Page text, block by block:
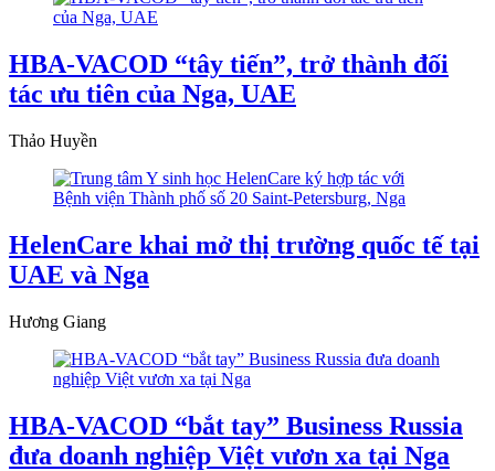
HBA-VACOD “tây tiến”, trở thành đối
tác ưu tiên của Nga, UAE
Thảo Huyền
HelenCare khai mở thị trường quốc tế tại
UAE và Nga
Hương Giang
HBA-VACOD “bắt tay” Business Russia
đưa doanh nghiệp Việt vươn xa tại Nga